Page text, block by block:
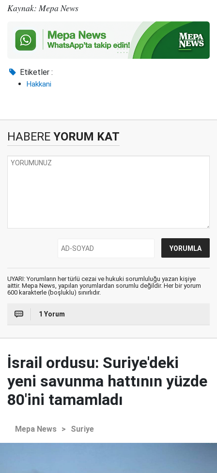
Kaynak: Mepa News
Etiketler :
Hakkani
HABERE YORUM KAT
UYARI: Yorumların her türlü cezai ve hukuki sorumluluğu yazan kişiye
aittir. Mepa News, yapılan yorumlardan sorumlu değildir. Her bir yorum
600 karakterle (boşluklu) sınırlıdır.
1 Yorum
İsrail ordusu: Suriye'deki
yeni savunma hattının yüzde
80'ini tamamladı
Mepa News > Suriye